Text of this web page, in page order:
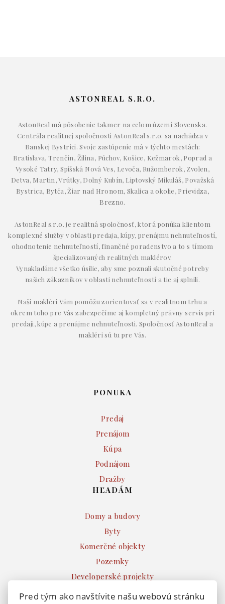
ASTONREAL S.R.O.
AstonReal má pôsobenie takmer na celom území Slovenska.
Centrála realitnej spoločnosti AstonReal s.r.o. sa nachádza v
Banskej Bystrici. Svoje zastúpenie má v týchto mestách:
Bratislava, Trenčín, Žilina, Púchov, Košice, Kežmarok, Poprad a
Vysoké Tatry, Spišská Nová Ves, Levoča, Ružomberok, Zvolen,
Detva, Martin, Vrútky, Dolný Kubín, Liptovský Mikuláš, Považská
Bystrica, Bytča, Žiar nad Hronom, Skalica a okolie, Prievidza,
Brezno.
AstonReal s.r.o. je realitná spoločnosť, ktorá ponúka klientom
komplexné služby v oblasti predaja, kúpy, prenájmu nehnuteľností,
ohodnotenie nehnuteľností, finančné poradenstvo a to s tímom
špecializovaných realitných maklérov.
Vynakladáme všetko úsilie, aby sme poznali skutočné potreby
našich zákazníkov v oblasti nehnuteľností a tie aj splnili.
Naši makléri Vám pomôžu zorientovať sa v realitnom trhu a
okrem toho pre Vás zabezpečíme aj kompletný právny servis pri
predaji, kúpe a prenájme nehnuteľnosti. Spoločnosť AstonReal a
makléri sú tu pre Vás.
PONUKA
Predaj
Prenájom
Kúpa
Podnájom
Dražby
HĽADÁM
Domy a budovy
Byty
Komerčné objekty
Pozemky
Developerské projekty
Ostatné
Pred tým ako navštívite našu webovú stránku